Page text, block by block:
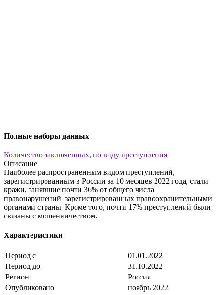
Полные наборы данных
Количество заключенных, по виду преступления
Описание
Наиболее распространенным видом преступлений,
зарегистрированным в России за 10 месяцев 2022 года, стали
кражи, занявшие почти 36% от общего числа
правонарушений, зарегистрированных правоохранительными
органами страны. Кроме того, почти 17% преступлений были
связаны с мошенничеством.
Характеристики
Период с
01.01.2022
Период до
31.10.2022
Регион
Россия
Опубликовано
ноябрь 2022